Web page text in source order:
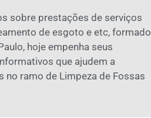
sobre prestações de serviços
de esgoto e etc, formado
hoje empenha seus
que ajudem a
ramo de Limpeza de Fossas